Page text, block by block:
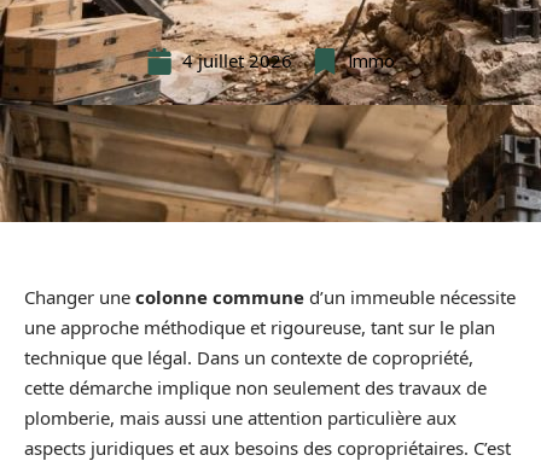
4 juillet 2026 Immo
Changer une colonne commune d’un immeuble nécessite
une approche méthodique et rigoureuse, tant sur le plan
technique que légal. Dans un contexte de copropriété,
cette démarche implique non seulement des travaux de
plomberie, mais aussi une attention particulière aux
aspects juridiques et aux besoins des copropriétaires. C’est